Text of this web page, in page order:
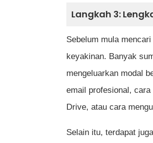
Langkah 3:
Sebelum mula
keyakinan. Banyak
mengeluarkan modal
email profesional,
Drive, atau cara
Selain itu, terdapat